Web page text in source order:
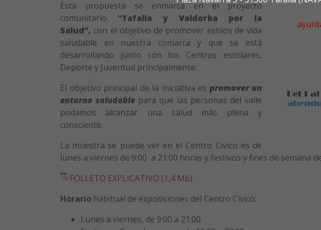
Esta propuesta se enmarca en el proyecto
comunitario “Tafalla y Valdorba por la
Salud”, con el objetivo de promover estilos de vida
saludable en nuestra comarca y que se está
desarrollando junto con los Centros escolares,
Deporte y Juventud principalmente.
El objetivo principal de la iniciativa es promover un
entorno saludable para que las personas del valle
podamos alcanzar una salud más plena y
consciente.
La muestra se puede ver en el Centro Cívico es de
lunes a viernes de 9:00 a 21:00 horas y festivos y fines de semana
FOLLETO EXPLICATIVO (1,4 Mb)
Horario habitual de exposiciones del Centro Cívico:
Lunes a viernes, de 9:00 a 21:00